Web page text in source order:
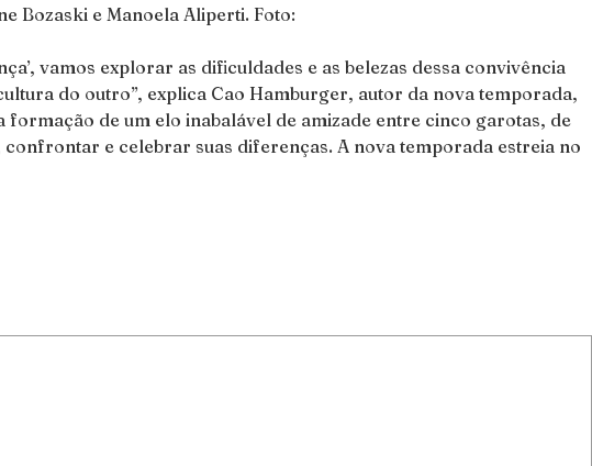
vamos explorar as dificuldades e as belezas dessa convivência
do outro”, explica Cao Hamburger, autor da nova temporada,
formação de um elo inabalável de amizade entre cinco garotas, de
e celebrar suas diferenças. A nova temporada estreia no